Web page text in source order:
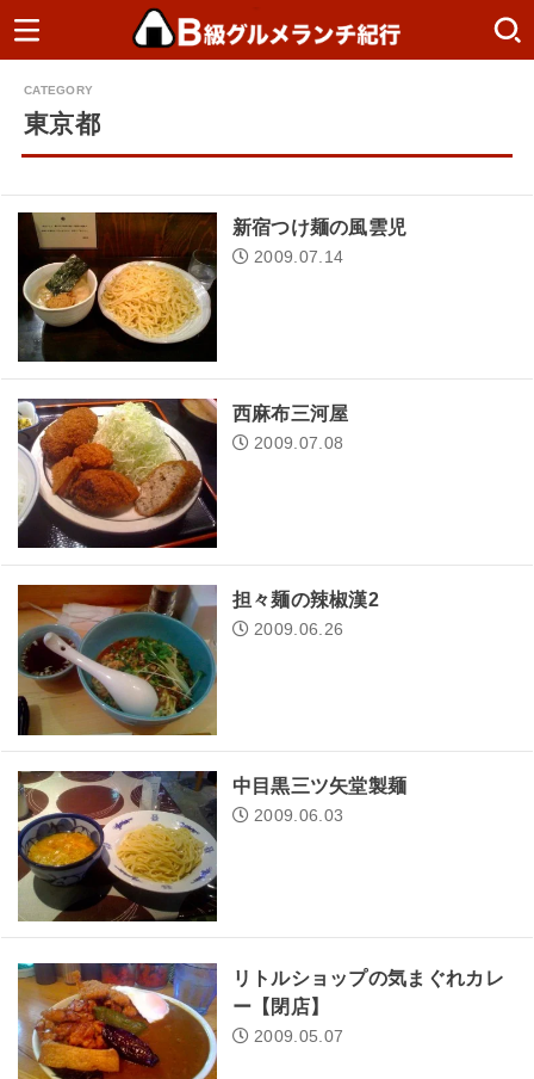
東京都
新宿つけ麺の風雲児
2009.07.14
西麻布三河屋
2009.07.08
担々麺の辣椒漢2
2009.06.26
中目黒三ツ矢堂製麺
2009.06.03
リトルショップの気まぐれカレ
ー【閉店】
2009.05.07